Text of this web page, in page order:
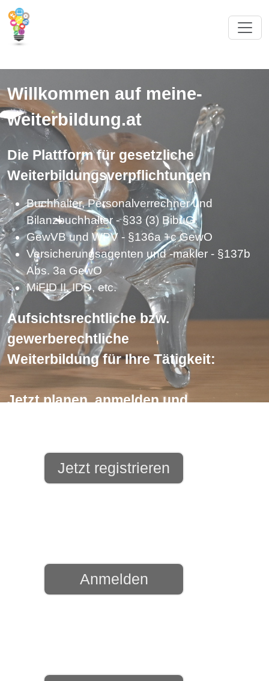
Willkommen auf meine-
weiterbildung.at
Die Plattform für gesetzliche
Weiterbildungsverpflichtungen
Buchhalter, Personalverrechner und
Bilanzbuchhalter - §33 (3) BibuG
GewVB und WPV - §136a +c GewO
Versicherungsagenten und -makler - §137b
Abs. 3a GewO
MiFID II, IDD, etc.
Aufsichtsrechtliche bzw.
gewerberechtliche
Weiterbildung für Ihre Tätigkeit:
Jetzt planen, anmelden und
Jetzt registrieren
Anmelden